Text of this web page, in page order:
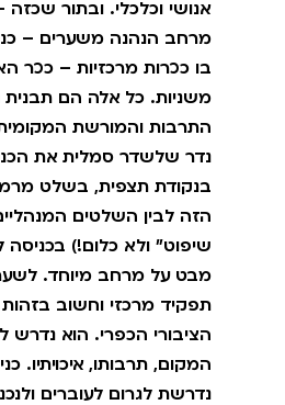
אנושי וכלכלי. ובתור שכזה
מרחב הנהנה משערים –
בו ככרות מרכזיות – ככר
משניות. כל אלה הם תבנית
התרבות והמורשת
נדר שלשדר סמלית את
בנקודת תצפית, בשלט
הזה לבין השלטים
שיפוט" ולא כלום!)
מבט על מרחב מיוחד.
תפקיד מרכזי וחשוב
הציבורי הכפרי. הוא נדרש
המקום, תרבותו, איכויתיו.
נדרשת לגרום לעוברים